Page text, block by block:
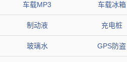
360行车记录仪是一款记录
套手机APP软件可以通过Wi-Fi连
备，不仅能够直接在手机上预览
车载MP3 车载冰箱
制动液 充电桩
玻璃水 GPS防盗